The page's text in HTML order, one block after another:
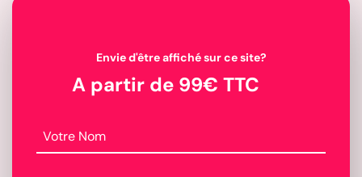
Envie d'être affiché sur ce site?
A partir de 99€ TTC